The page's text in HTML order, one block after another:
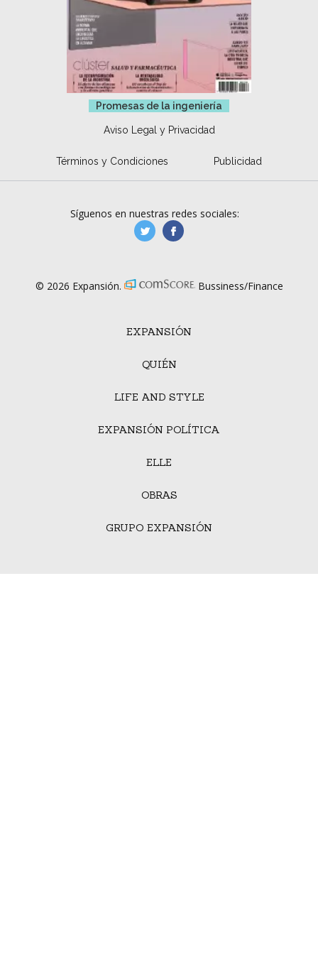
Promesas de la ingeniería
Aviso Legal y Privacidad
Términos y Condiciones Publicidad
EXPANSIÓN
QUIÉN
LIFE AND STYLE
EXPANSIÓN POLÍTICA
ELLE
OBRAS
GRUPO EXPANSIÓN
Síguenos en nuestras redes sociales:
manufacturaGE
© 2026 Expansión. Bussiness/Finance